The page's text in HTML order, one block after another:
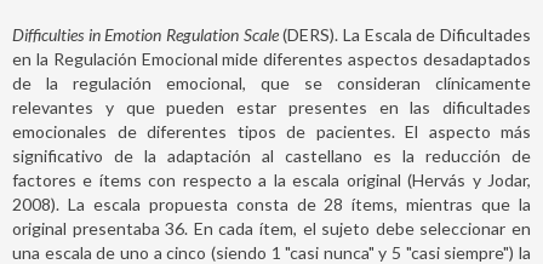
Difficulties in Emotion Regulation Scale(DERS). La Escala de Dificultades
en la Regulación Emocional mide diferentes aspectos desadaptados
de la regulación emocional, que se consideran clínicamente
relevantes y que pueden estar presentes en las dificultades
emocionales de diferentes tipos de pacientes. El aspecto más
significativo de la adaptación al castellano es la reducción de
factores e ítems con respecto a la escala original (Hervás y Jodar,
2008). La escala propuesta consta de 28 ítems, mientras que la
original presentaba 36. En cada ítem, el sujeto debe seleccionar en
una escala de uno a cinco (siendo 1 "casi nunca" y 5 "casi siempre") la